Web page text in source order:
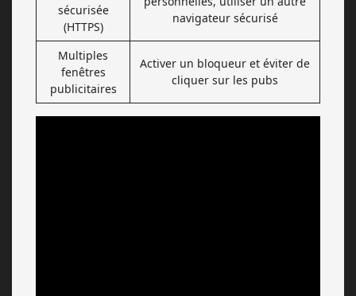
sécurisée
(HTTPS)
navigateur sécurisé
Multiples
fenêtres
publicitaires
Activer un bloqueur et éviter de
cliquer sur les pubs